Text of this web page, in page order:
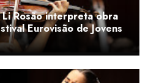
Rosão interpreta obra
Eurovisão de Jovens